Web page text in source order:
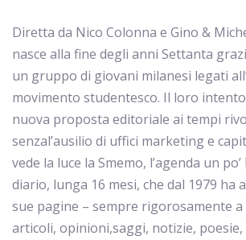
Diretta da Nico Colonna e Gino &
nasce alla fine degli anni Settanta
un gruppo di giovani milanesi legati
movimento studentesco. Il loro
nuova proposta editoriale ai tempi
senzal’ausilio di uffici marketing e
vede la luce la Smemo, l’agenda un
diario, lunga 16 mesi, che dal 1979 ha
sue pagine – sempre rigorosamente
articoli, opinioni,saggi, notizie, poesie,